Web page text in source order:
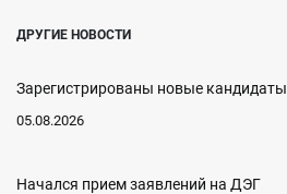
ДРУГИЕ НОВОСТИ
Зарегистрированы новые кандидаты
05.08.2026
Начался прием заявлений на ДЭГ